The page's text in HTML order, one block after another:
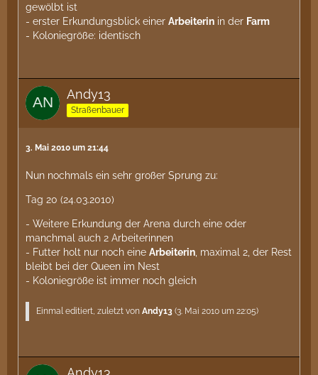
gewölbt ist
- erster Erkundungsblick einer Arbeiterin in der Farm
- Koloniegröße: identisch
Andy13
Straßenbauer
3. Mai 2010 um 21:44
Nun nochmals ein sehr großer Sprung zu:
Tag 20 (24.03.2010)
- Weitere Erkundung der Arena durch eine oder
manchmal auch 2 Arbeiterinnen
- Futter holt nur noch eine Arbeiterin , maximal 2, der Rest
bleibt bei der Queen im Nest
- Koloniegröße ist immer noch gleich
Einmal editiert, zuletzt von Andy13 (3. Mai 2010 um 22:05)